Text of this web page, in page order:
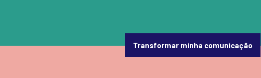
Transformar minha comunicação